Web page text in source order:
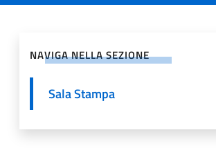
NAVIGA NELLA SEZIONE
Sala Stampa